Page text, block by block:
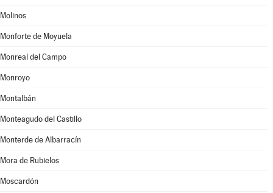
Molinos
Monforte de Moyuela
Monreal del Campo
Monroyo
Montalbán
Monteagudo del Castillo
Monterde de Albarracín
Mora de Rubielos
Moscardón